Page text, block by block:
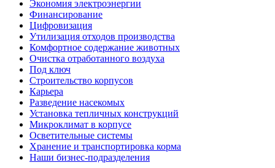
Экономия электроэнергии
Финансирование
Цифровизация
Утилизация отходов производства
Комфортное содержание животных
Очистка отработанного воздуха
Под ключ
Строительство корпусов
Карьера
Разведение насекомых
Установка тепличных конструкций
Микроклимат в корпусе
Осветительные системы
Хранение и транспортировка корма
Наши бизнес-подразделения